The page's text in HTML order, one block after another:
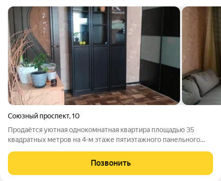
Союзный проспект,10
Продаётся уютная однокомнатная квартира площадью 35
квадратных метров на 4-м этаже пятиэтажного панельного
спортивной площадками во дворе. Просторная комната
площадью 17.8 кв. м., кухня 8.5 кв.
Позвонить